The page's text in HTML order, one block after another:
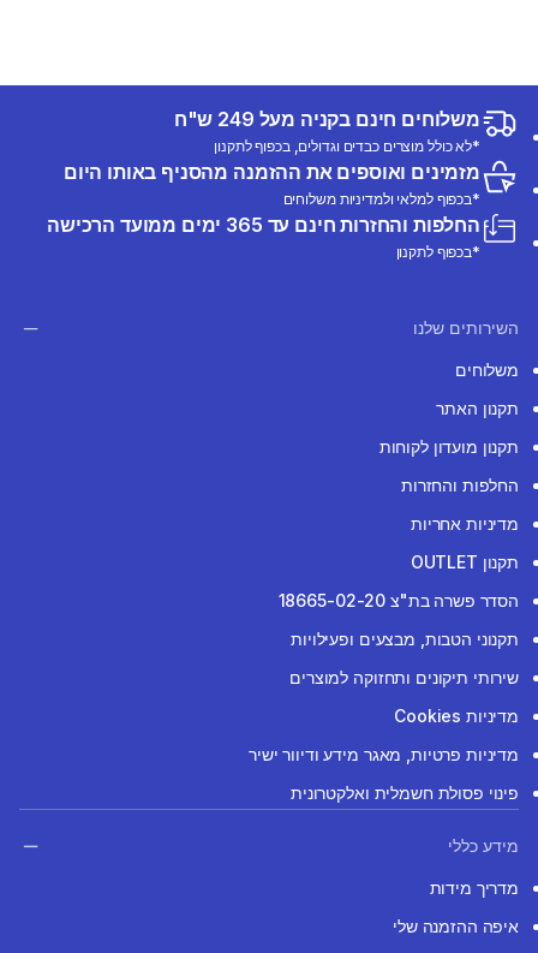
משלוחים חינם בקניה מעל 249 ש"ח
*לא כולל מוצרים כבדים וגדולים, בכפוף לתקנון
מזמינים ואוספים את ההזמנה מהסניף באותו היום
*בכפוף למלאי ולמדיניות משלוחים
החלפות והחזרות חינם עד 365 ימים ממועד הרכישה
*בכפוף לתקנון
השירותים שלנו
משלוחים
תקנון האתר
תקנון מועדון לקוחות
החלפות והחזרות
מדיניות אחריות
תקנון OUTLET
הסדר פשרה בת"צ 18665-02-20
תקנוני הטבות, מבצעים ופעילויות
שירותי תיקונים ותחזוקה למוצרים
מדיניות Cookies
מדיניות פרטיות, מאגר מידע ודיוור ישיר
פינוי פסולת חשמלית ואלקטרונית
מידע כללי
מדריך מידות
איפה ההזמנה שלי